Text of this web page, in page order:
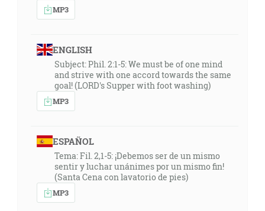
MP3
ENGLISH
Subject: Phil. 2:1-5: We must be of one mind
and strive with one accord towards the same
goal! (LORD's Supper with foot washing)
MP3
ESPAÑOL
Tema: Fil. 2,1-5: ¡Debemos ser de un mismo
sentir y luchar unánimes por un mismo fin!
(Santa Cena con lavatorio de pies)
MP3